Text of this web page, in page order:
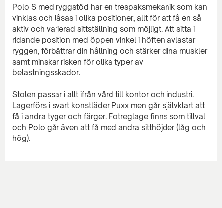
Polo S med ryggstöd har en trespaksmekanik som kan
vinklas och låsas i olika positioner, allt för att få en så
aktiv och varierad sittställning som möjligt. Att sitta i
ridande position med öppen vinkel i höften avlastar
ryggen, förbättrar din hållning och stärker dina muskler
samt minskar risken för olika typer av
belastningsskador.
Stolen passar i allt ifrån vård till kontor och industri.
Lagerförs i svart konstläder Puxx men går självklart att
få i andra tyger och färger. Fotreglage finns som tillval
och Polo går även att få med andra sitthöjder (låg och